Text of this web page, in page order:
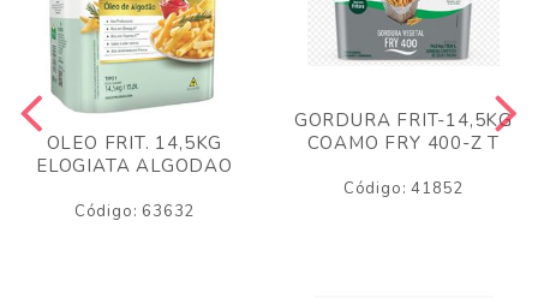
OLEO FRIT. 14,5KG
ELOGIATA ALGODAO
Código: 63632
GORDURA FRIT-14,5KG
COAMO FRY 400-Z T
Código: 41852